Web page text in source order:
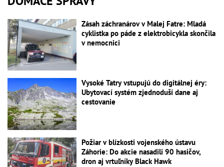
Zásah záchranárov v Malej Fatre: Mladá
cyklistka po páde z elektrobicykla skončila
v nemocnici
Vysoké Tatry vstupujú do digitálnej éry:
Ubytovací systém zjednoduší dane aj
cestovanie
Požiar v blízkosti vojenského ústavu
Záhorie: Do akcie nasadili 90 hasičov,
dron aj vrtuľníky Black Hawk